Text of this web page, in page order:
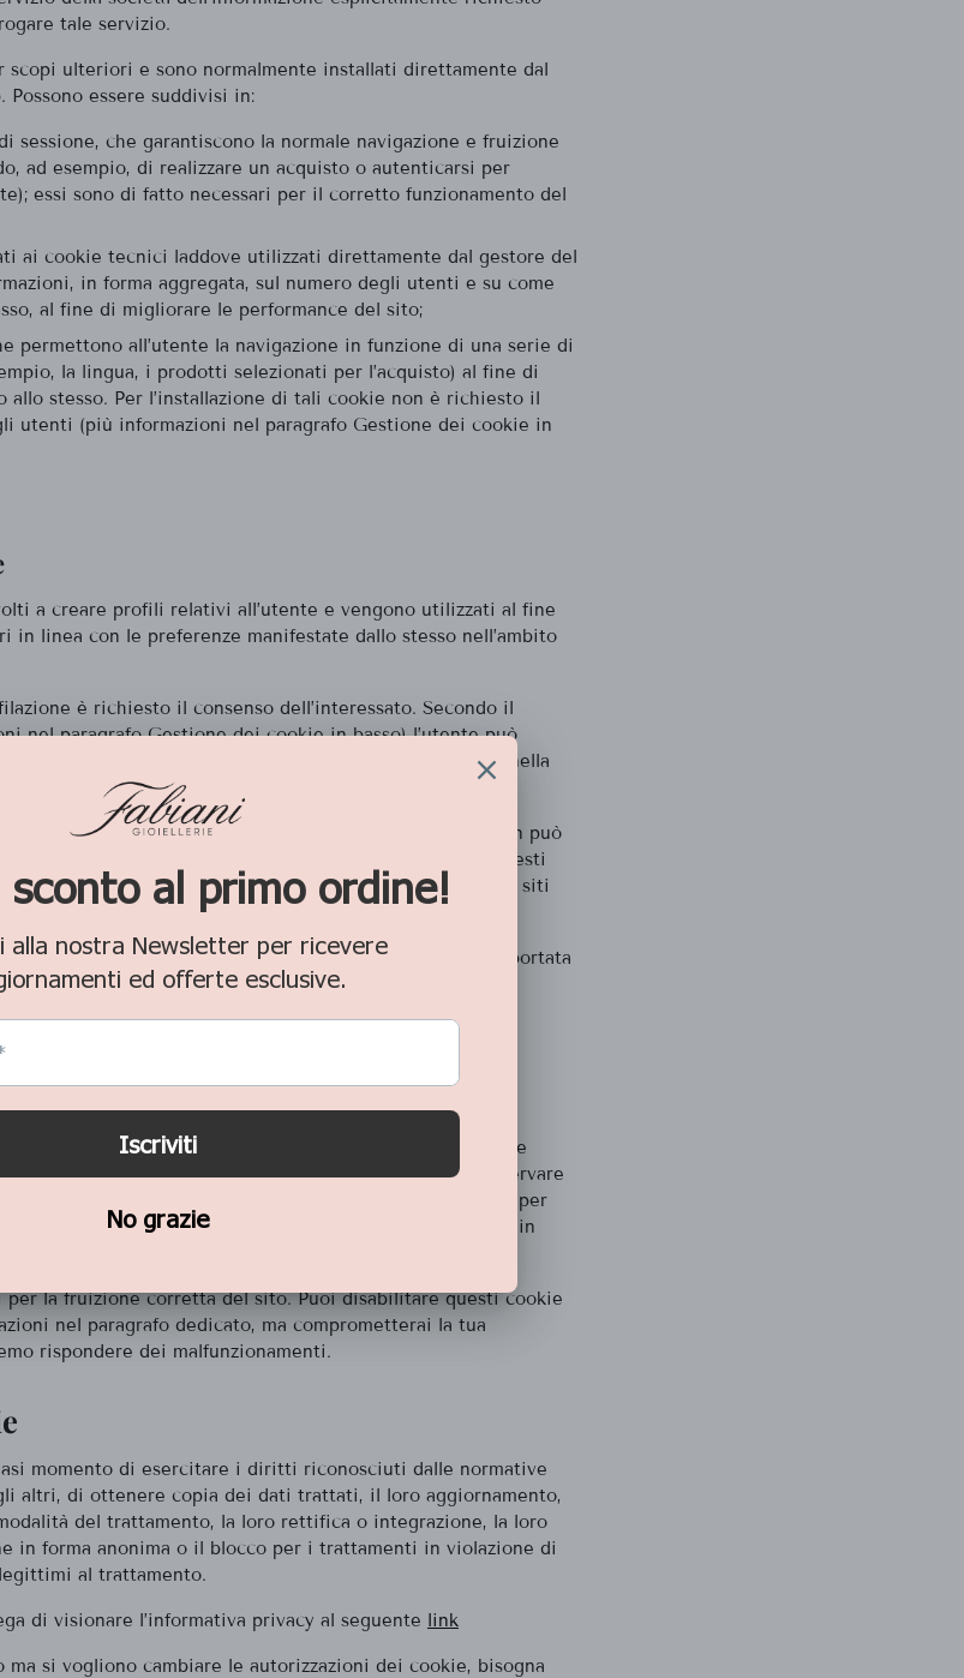
tale servizio.
scopi ulteriori e sono normalmente installati direttamente dal
essere suddivisi in:
sessione, che garantiscono la normale navigazione e fruizione
ad esempio, di realizzare un acquisto o autenticarsi per
essi sono di fatto necessari per il corretto funzionamento del
ai cookie tecnici laddove utilizzati direttamente dal gestore del
in forma aggregata, sul numero degli utenti e su come
al fine di migliorare le performance del sito;
permettono all’utente la navigazione in funzione di una serie di
la lingua, i prodotti selezionati per l’acquisto) al fine di
allo stesso. Per l’installazione di tali cookie non è richiesto il
utenti (più informazioni nel paragrafo Gestione dei cookie in
a creare profili relativi all’utente e vengono utilizzati al fine
in linea con le preferenze manifestate dallo stesso nell’ambito
è richiesto il consenso dell’interessato. Secondo il
nel paragrafo Gestione dei cookie in basso) l’utente può
all’installazione dei cookie attraverso le opzioni fornite nella
il sito non ha un controllo diretto dei singoli cookie e non può
direttamente né cancellarli). Puoi comunque gestire questi
del browser (segui le istruzioni riportate più avanti), o i siti
dei cookie”.
sul sito della terza parte indicato nella tabella riportata
di sistema o tecnici.
dei nostri servizi, ci permettono di migliorare le
consentono ai nostri siti, servizi, app e strumenti di conservare
browser o dispositivo e quindi di usarle successivamente per
servizi. I tuoi dati personali non vengono archiviati in
usate.
per la fruizione corretta del sito. Puoi disabilitare questi cookie
nel paragrafo dedicato, ma comprometterai la tua
rispondere dei malfunzionamenti.
momento di esercitare i diritti riconosciuti dalle normative
altri, di ottenere copia dei dati trattati, il loro aggiornamento,
del trattamento, la loro rettifica o integrazione, la loro
in forma anonima o il blocco per i trattamenti in violazione di
al trattamento.
di visionare l’informativa privacy al seguente link
ma si vogliono cambiare le autorizzazioni dei cookie, bisogna